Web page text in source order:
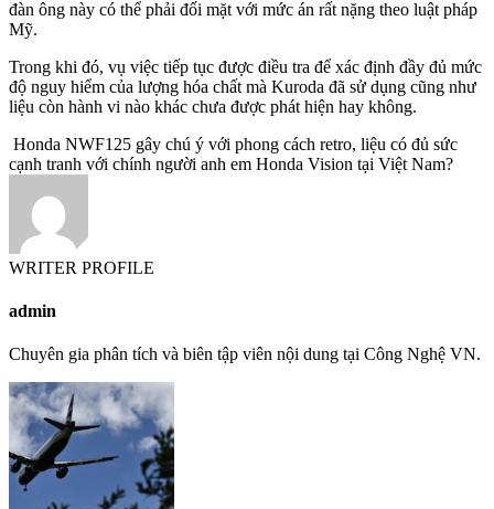
đàn ông này có thể phải đối mặt với mức án rất nặng theo luật pháp
Mỹ.
Trong khi đó, vụ việc tiếp tục được điều tra để xác định đầy đủ mức
độ nguy hiểm của lượng hóa chất mà Kuroda đã sử dụng cũng như
liệu còn hành vi nào khác chưa được phát hiện hay không.
Honda NWF125 gây chú ý với phong cách retro, liệu có đủ sức
cạnh tranh với chính người anh em Honda Vision tại Việt Nam?
WRITER PROFILE
admin
Chuyên gia phân tích và biên tập viên nội dung tại Công Nghệ VN.